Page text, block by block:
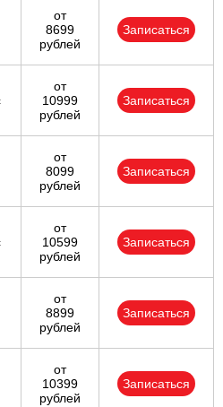
от
8699
рублей
Записаться
от
10999
рублей
Записаться
от
8099
рублей
Записаться
от
10599
рублей
Записаться
от
8899
рублей
Записаться
от
10399
рублей
Записаться